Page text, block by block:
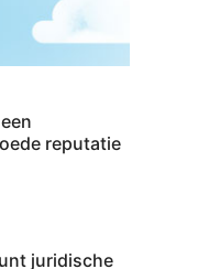
reputatie
juridische